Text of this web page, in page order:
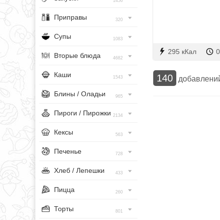
Приправы 320
Супы 1083
Вторые блюда 4682
Каши 1543
Блины / Оладьи 965
Пироги / Пирожки 2134
Кексы 563
Печенье 728
Хлеб / Лепешки 433
Пицца 260
Торты 801
295 кКал
140